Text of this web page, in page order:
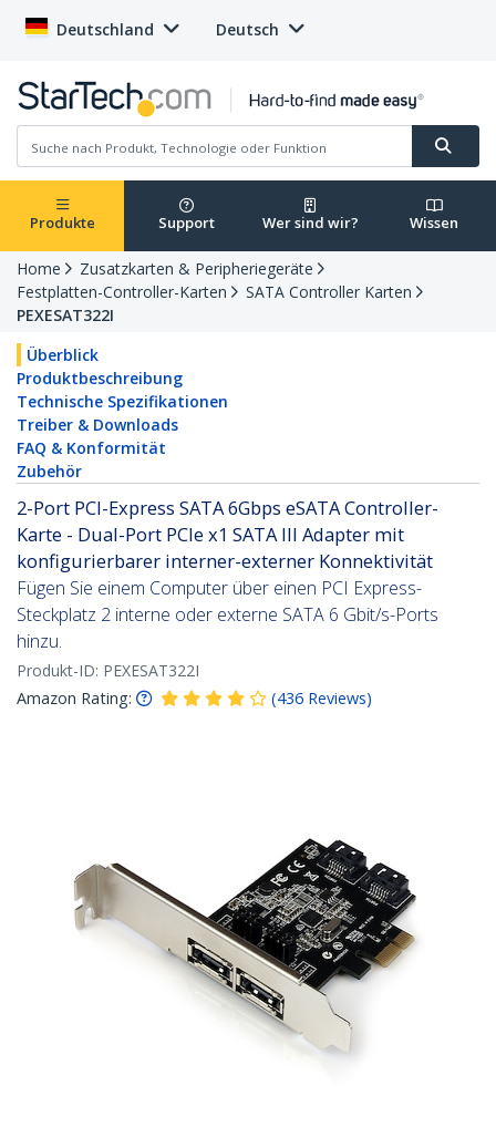
Deutschland Deutsch
Produkte Support Wer sind wir? Wissen
Home
Zusatzkarten & Peripheriegeräte
Festplatten-Controller-Karten
SATA Controller Karten
PEXESAT322I
Überblick
Produktbeschreibung
Technische Spezifikationen
Treiber & Downloads
FAQ & Konformität
Zubehör
2-Port PCI-Express SATA 6Gbps eSATA Controller-
Karte - Dual-Port PCIe x1 SATA III Adapter mit
konfigurierbarer interner-externer Konnektivität
Fügen Sie einem Computer über einen PCI Express-
Steckplatz 2 interne oder externe SATA 6 Gbit/s-Ports
hinzu.
Produkt-ID: PEXESAT322I
Amazon Rating:
(436 Reviews)